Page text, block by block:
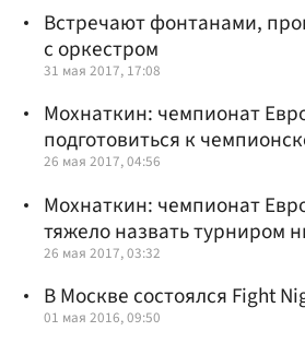
Встречают фонтанами,
с оркестром
31 мая 2017, 17:08
Мохнаткин: чемпионат
подготовиться к
26 мая 2017, 04:56
Мохнаткин: чемпионат
тяжело назвать турниром
26 мая 2017, 03:32
В Москве состоялся Fight
01 мая 2016, 09:50